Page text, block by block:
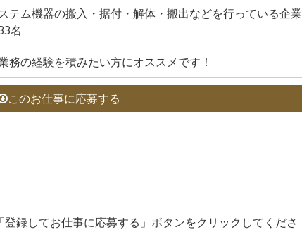
テム機器の搬入・据付・解体・搬出などを行っている企業
名
務の経験を積みたい方にオススメです！
このお仕事に応募する
録してお仕事に応募する」ボタンをクリックしてくださ